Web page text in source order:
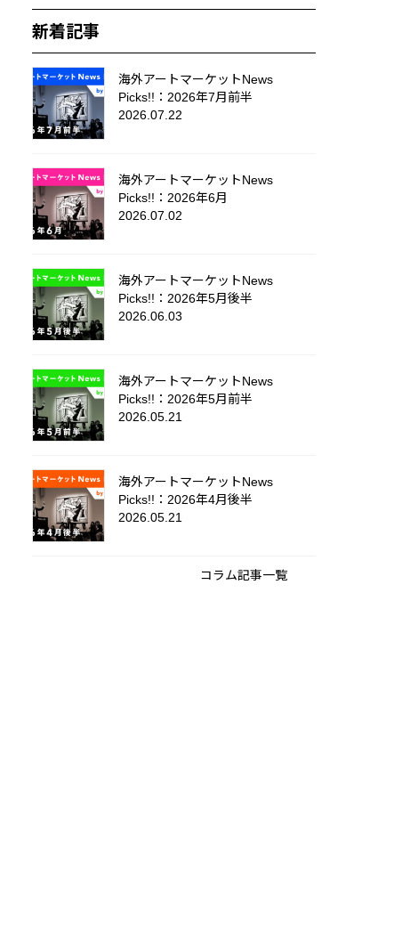
新着記事
海外アートマーケットNews
Picks!!：2026年7月前半
2026.07.22
海外アートマーケットNews
Picks!!：2026年6月
2026.07.02
海外アートマーケットNews
Picks!!：2026年5月後半
2026.06.03
海外アートマーケットNews
Picks!!：2026年5月前半
2026.05.21
海外アートマーケットNews
Picks!!：2026年4月後半
2026.05.21
コラム記事一覧